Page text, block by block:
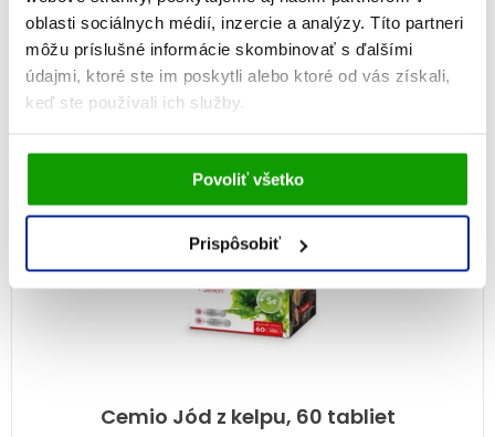
oblasti sociálnych médií, inzercie a analýzy. Títo partneri
môžu príslušné informácie skombinovať s ďalšími
údajmi, ktoré ste im poskytli alebo ktoré od vás získali,
keď ste používali ich služby.
Vami udelený súhlas bude uchovávaný po dobu jedného
roka. Zmenu nastavení Vami odsúhlasených cookies
môžete upraviť v časti stránkyInformácie o cookies.
Povoliť všetko
Prispôsobiť
PRIDAŤ DO KOŠÍKA
Cemio Jód z kelpu, 60 tabliet